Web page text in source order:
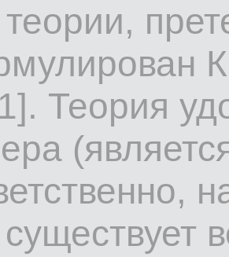
Теория